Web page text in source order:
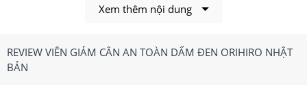
Dấm Đen Orihiro tuyệt đối an toàn cho người sử dụng
Công Dụng, Điểm Nổi Bật Gì?
Xem thêm nội dung
REVIEW VIÊN GIẢM CÂN AN TOÀN DẤM ĐEN ORIHIRO NHẬT
BẢN